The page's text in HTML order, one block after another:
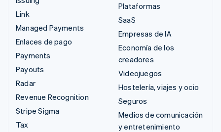
Link
Managed Payments
Enlaces de pago
Payments
Payouts
Radar
Revenue Recognition
Stripe Sigma
Tax
Plataformas
SaaS
Empresas de IA
Economía de los
creadores
Videojuegos
Hostelería, viajes y ocio
Seguros
Medios de comunicación
y entretenimiento